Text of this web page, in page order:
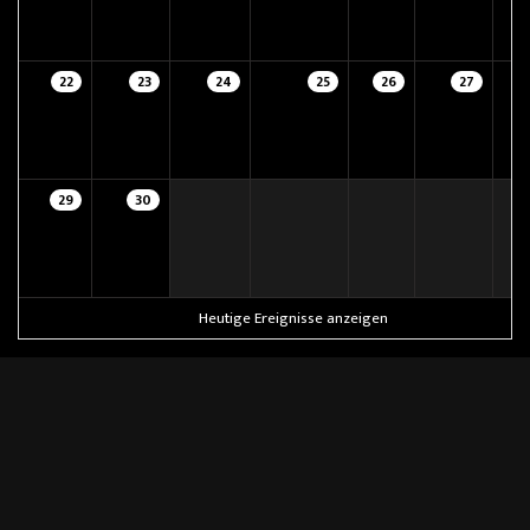
22 23 24 25 26 27
29 30
Heutige Ereignisse anzeigen